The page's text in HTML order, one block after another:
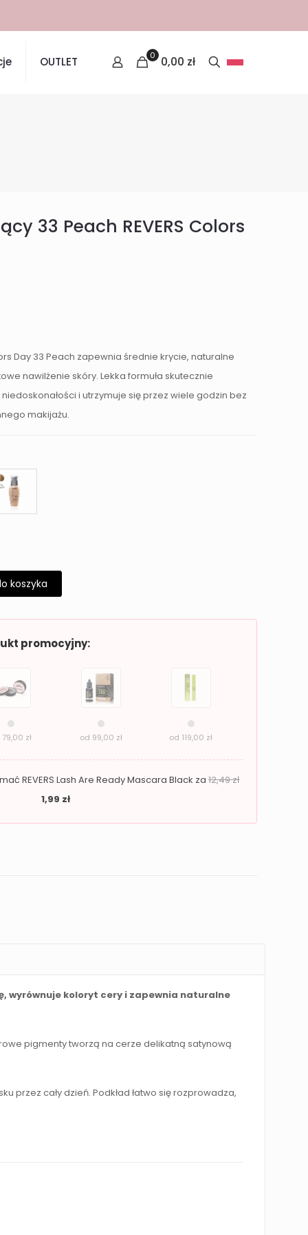
OUTLET 0 0,00 zł
33 Peach REVERS Colors
Day 33 Peach zapewnia średnie krycie, naturalne
nawilżenie skóry. Lekka formuła skutecznie
i utrzymuje się przez wiele godzin bez
makijażu.
koszyka
promocyjny:
79,00 zł od 99,00 zł od 119,00 zł
REVERS Lash Are Ready Mascara Black za 12,49zł
1,99 zł
wyrównuje koloryt cery i zapewnia naturalne
pigmenty tworzą na cerze delikatną satynową
przez cały dzień. Podkład łatwo się rozprowadza,